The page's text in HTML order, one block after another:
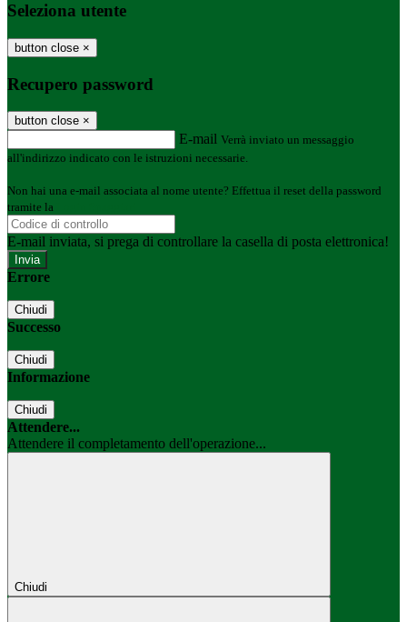
Seleziona utente
button close ×
Recupero password
button close ×
E-mail Verrà inviato un messaggio
all'indirizzo indicato con le istruzioni necessarie.
Non hai una e-mail associata al nome utente? Effettua il reset della password
tramite la
E-mail inviata, si prega di controllare la casella di posta elettronica!
Errore
Chiudi
Successo
Chiudi
Informazione
Chiudi
Attendere...
Attendere il completamento dell'operazione...
Chiudi